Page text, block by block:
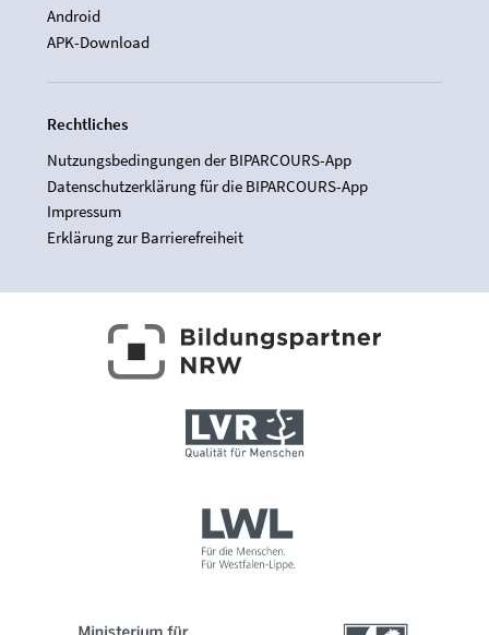
Android
APK-Download
Rechtliches
Nutzungsbedingungen der BIPARCOURS-App
Datenschutzerklärung für die BIPARCOURS-App
Impressum
Erklärung zur Barrierefreiheit